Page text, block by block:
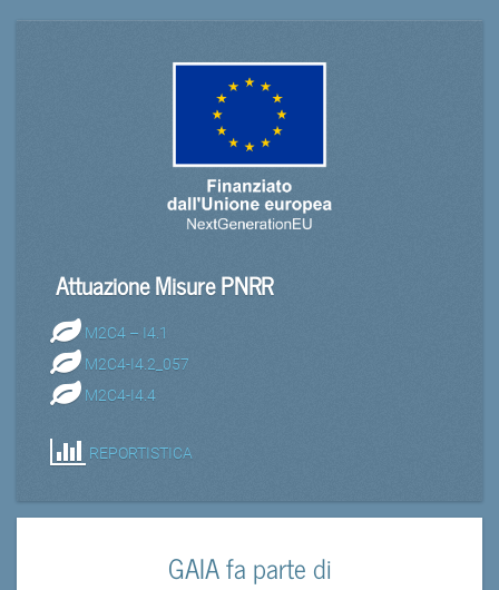
Attuazione Misure PNRR
M2C4 – I4.1
M2C4-I4.2_057
M2C4-I4.4
REPORTISTICA
GAIA fa parte di